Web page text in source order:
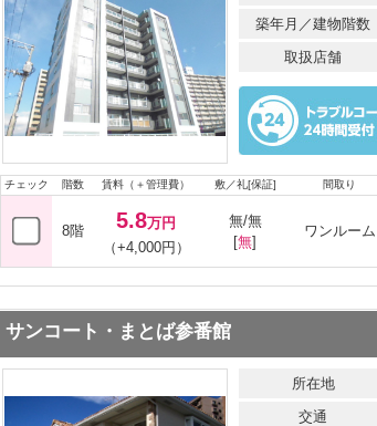
築年月／建物階数
取扱店舗
チェック 階数 賃料（＋管理費） 敷／礼[保証] 間取り
8階 5.8万円
（+4,000円）
無/無
[無]
ワンルーム
サンコート・まとば参番館
所在地
交通